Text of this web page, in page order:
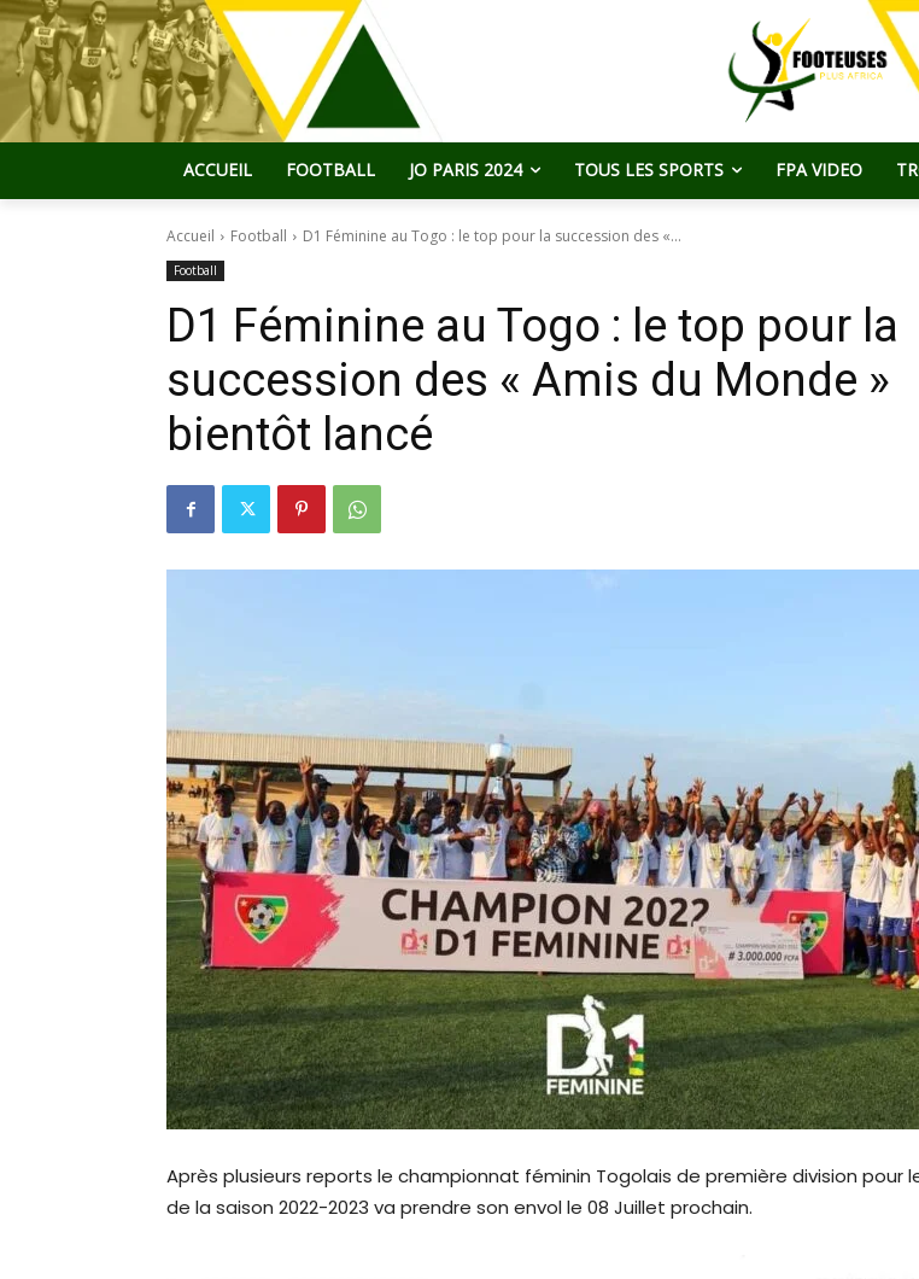
ACCUEIL FOOTBALL JO PARIS 2024 TOUS LES SPORTS FPA VIDEO
Accueil Football D1 Féminine au Togo : le top pour la succession des «...
Football
D1 Féminine au Togo : le top pour la
succession des « Amis du Monde »
bientôt lancé
Après plusieurs reports le championnat féminin Togolais de première division pour
de la saison 2022-2023 va prendre son envol le 08 Juillet prochain.